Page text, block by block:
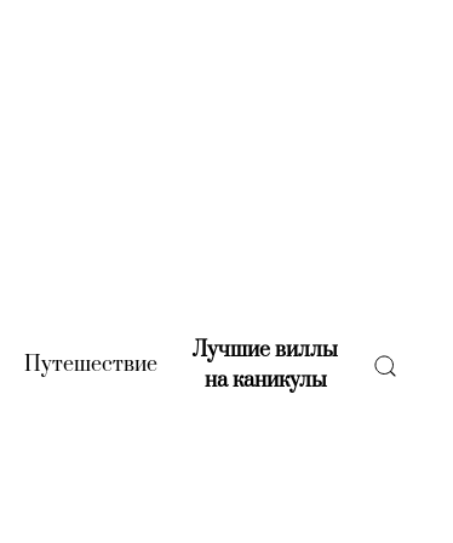
(current)
Путешествие(current)
Лучшие виллы
на каникулы(current)